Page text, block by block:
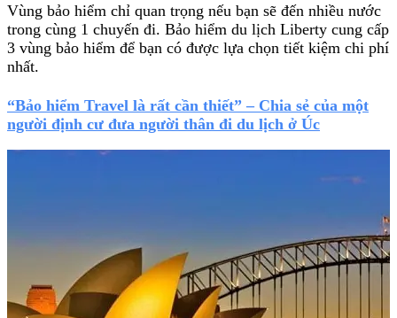
Vùng bảo hiểm chỉ quan trọng nếu bạn sẽ đến nhiều nước
trong cùng 1 chuyến đi. Bảo hiểm du lịch Liberty cung cấp
3 vùng bảo hiểm để bạn có được lựa chọn tiết kiệm chi phí
nhất.
“Bảo hiểm Travel là rất cần thiết” – Chia sẻ của một
người định cư đưa người thân đi du lịch ở Úc